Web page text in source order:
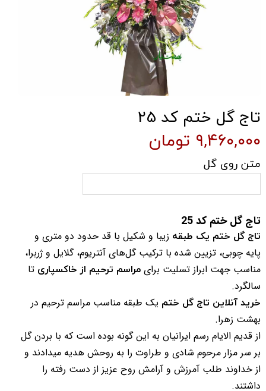
تاج گل ختم کد 25
۹,۴۶۰,۰۰۰ تومان
تاج گل ختم کد 25
تاج گل ختم یک طبقه زیبا و شکیل با قد حدود دو متری و
پایه چوبی، تزیین شده با ترکیب گل‌های آنتریوم، گلایل و ژربرا،
مناسب جهت ابراز تسلیت برای مراسم ترحیم از خاکسپاری تا
سالگرد.
خرید آنلاین تاج گل ختم یک طبقه مناسب مراسم ترحیم در
بهشت زهرا.
از قدیم الایام رسم ایرانیان به این گونه بوده است که با بردن گل
بر سر مزار مرحوم شادی و طراوت را به روحش هدیه میدادند و
از خداوند طلب آمرزش و آرامش روح عزیز از دست رفته را
داشتند.
متن روی گل